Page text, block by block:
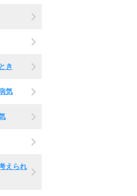
き
気
えられ